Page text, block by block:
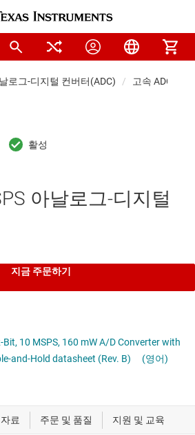
로그-디지털 컨버터(ADC) 고속 ADC(≥10
아날로그-디지털
지금 주문하기
Bit, 10 MSPS, 160 mW A/D Converter with
and-Hold datasheet (Rev. B)
(영어)